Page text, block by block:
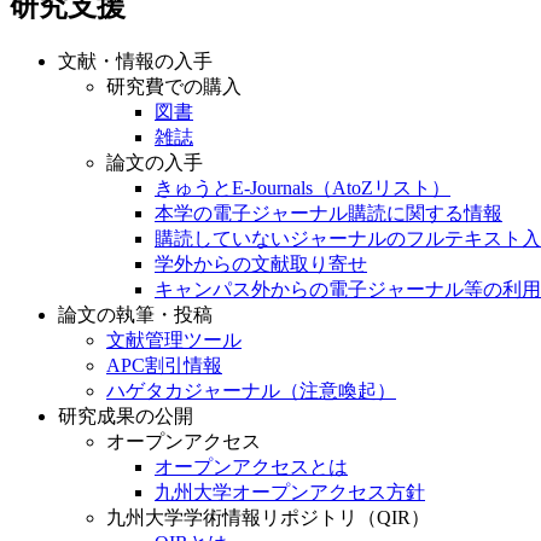
研究支援
文献・情報の入手
研究費での購入
図書
雑誌
論文の入手
きゅうとE-Journals（AtoZリスト）
本学の電子ジャーナル購読に関する情報
購読していないジャーナルのフルテキスト
学外からの文献取り寄せ
キャンパス外からの電子ジャーナル等の利用
論文の執筆・投稿
文献管理ツール
APC割引情報
ハゲタカジャーナル（注意喚起）
研究成果の公開
オープンアクセス
オープンアクセスとは
九州大学オープンアクセス方針
九州大学学術情報リポジトリ（QIR）